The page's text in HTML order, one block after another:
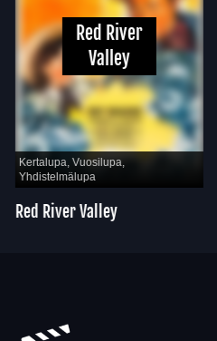
Red River
Valley
Kertalupa, Vuosilupa,
Yhdistelmälupa
Red River Valley